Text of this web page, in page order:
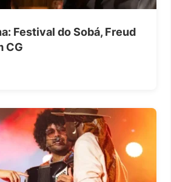
Festival do Sobá, Freud
CG